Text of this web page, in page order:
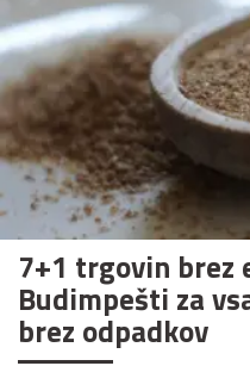
7+1 trgovin brez
Budimpešti za
brez odpadkov